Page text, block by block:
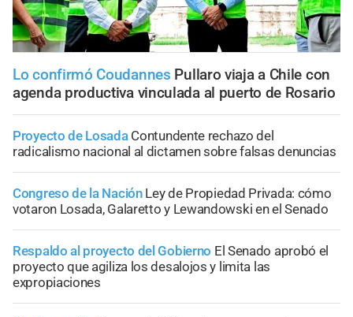
Lo confirmó Coudannes Pullaro viaja a Chile con
agenda productiva vinculada al puerto de Rosario
Proyecto de Losada Contundente rechazo del
radicalismo nacional al dictamen sobre falsas denuncias
Congreso de la Nación Ley de Propiedad Privada: cómo
votaron Losada, Galaretto y Lewandowski en el Senado
Respaldo al proyecto del Gobierno El Senado aprobó el
proyecto que agiliza los desalojos y limita las
expropiaciones